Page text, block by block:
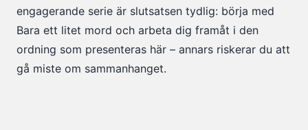
engagerande serie är slutsatsen tydlig: börja med
Bara ett litet mord och arbeta dig framåt i den
ordning som presenteras här – annars riskerar du att
gå miste om sammanhanget.